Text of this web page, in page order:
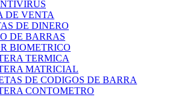
DE VENTA
DE DINERO
DE BARRAS
BIOMETRICO
TERMICA
MATRICIAL
DE CODIGOS DE BARRA
CONTOMETRO